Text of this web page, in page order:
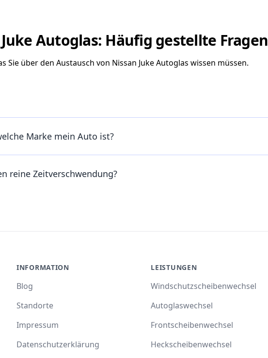
Autoglas: Häufig gestellte Fragen
Sie über den Austausch von Nissan Juke Autoglas wissen müssen.
Marke mein Auto ist?
reine Zeitverschwendung?
INFORMATION
Blog
Standorte
Impressum
Datenschutzerklärung
LEISTUNGEN
Windschutzscheibenwechsel
Autoglaswechsel
Frontscheibenwechsel
Heckscheibenwechsel